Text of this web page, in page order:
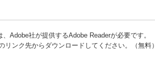
Adobe社が提供するAdobe Readerが必要です。
ンク先からダウンロードしてください。（無料）